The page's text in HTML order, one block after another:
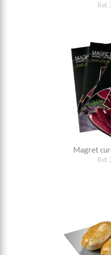
Ref.
Magret
Ref.